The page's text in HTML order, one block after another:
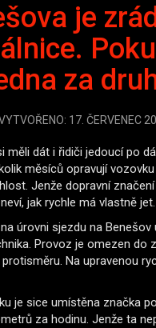
je
za
17. ČERVENEC
měli dát i řidiči jedoucí po
měsíců opravují
Jenže dopravní
jak rychle má vlastně jet.
úrovni sjezdu na
Provoz je omezen do
Na upravenou
je sice umístěna značka
za hodinu. Jenže ta